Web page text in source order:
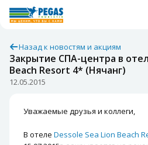
Назад к новостям и акциям
Закрытие СПА-центра в
Beach Resort 4* (Нячанг)
12.05.2015
Уважаемые друзья и коллеги,
В отеле Dessole Sea Lion Beach